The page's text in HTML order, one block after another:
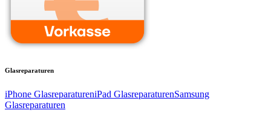
Glasreparaturen
iPhone GlasreparatureniPad GlasreparaturenSamsung
Glasreparaturen